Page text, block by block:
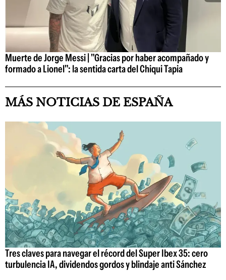
Muerte de Jorge Messi | "Gracias por haber acompañado y
formado a Lionel": la sentida carta del Chiqui Tapia
MÁS NOTICIAS DE ESPAÑA
Tres claves para navegar el récord del Super Ibex 35: cero
turbulencia IA, dividendos gordos y blindaje anti Sánchez